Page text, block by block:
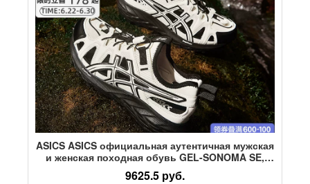
ASICS ASICS официальная аутентичная мужская
и женская походная обувь GEL-SONOMA SE,
спортивная повседневная обувь, сандалии
9625.5 руб.